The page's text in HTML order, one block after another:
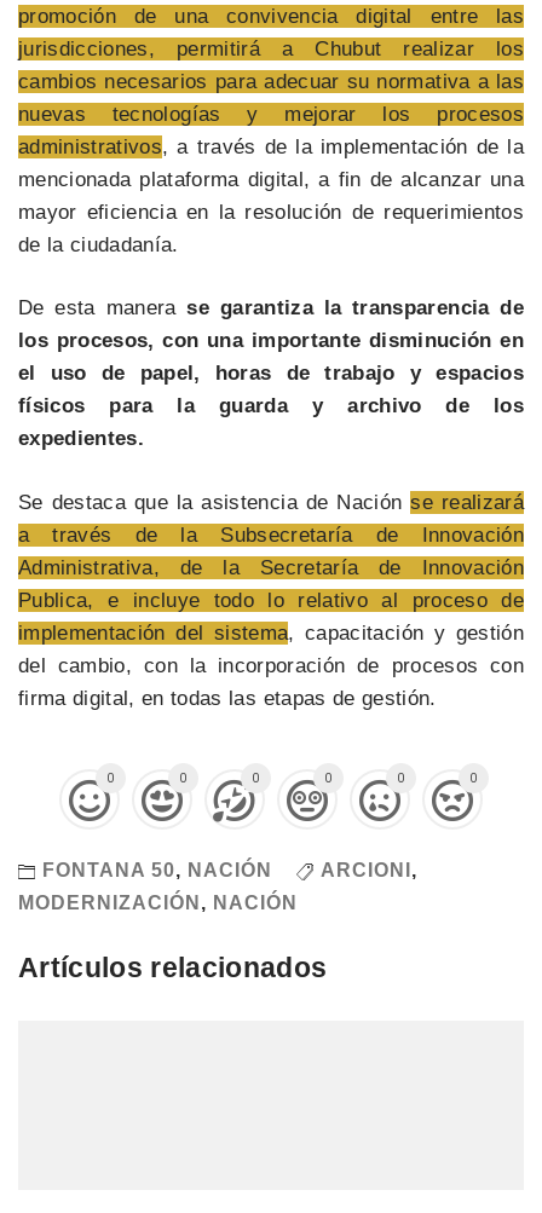
promoción de una convivencia digital entre las
jurisdicciones, permitirá a Chubut realizar los
cambios necesarios para adecuar su normativa a las
nuevas tecnologías y mejorar los procesos
administrativos, a través de la implementación de la
mencionada plataforma digital, a fin de alcanzar una
mayor eficiencia en la resolución de requerimientos
de la ciudadanía.
De esta manerase garantiza la transparencia de
los procesos, con una importante disminución en
el uso de papel, horas de trabajo y espacios
físicos para la guarda y archivo de los
expedientes.
Se destaca que la asistencia de Naciónse realizará
a través de la Subsecretaría de Innovación
Administrativa, de la Secretaría de Innovación
Publica, e incluye todo lo relativo al proceso de
implementación del sistema, capacitación y gestión
del cambio, con la incorporación de procesos con
firma digital, en todas las etapas de gestión.
0 0 0 0 0 0
FONTANA 50, NACIÓN ARCIONI ,
MODERNIZACIÓN , NACIÓN
Artículos relacionados